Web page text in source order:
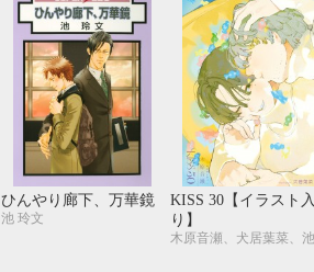
ひんやり廊下、万華鏡
池 玲文
KISS 30【イラスト入
り】